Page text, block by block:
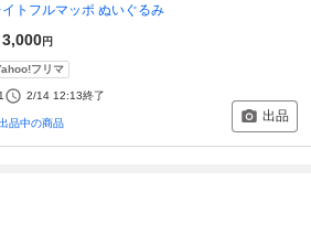
イトフルマッポ ぬいぐるみ
3,000円
フリマ
1 2/14 12:13終了
品中の商品 出品